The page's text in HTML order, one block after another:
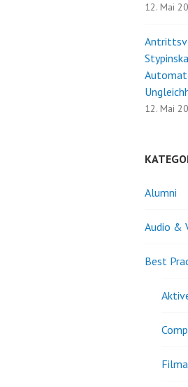
12. Mai
12. Mai
Alumni
Audio &
Best